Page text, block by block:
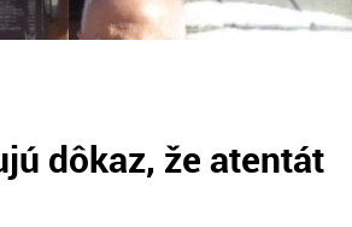
dôkaz, že atentát